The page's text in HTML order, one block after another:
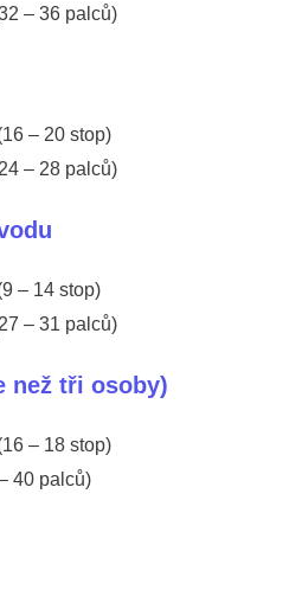
– 36 palců)
– 20 stop)
– 28 palců)
– 14 stop)
– 31 palců)
než tři osoby)
– 18 stop)
40 palců)